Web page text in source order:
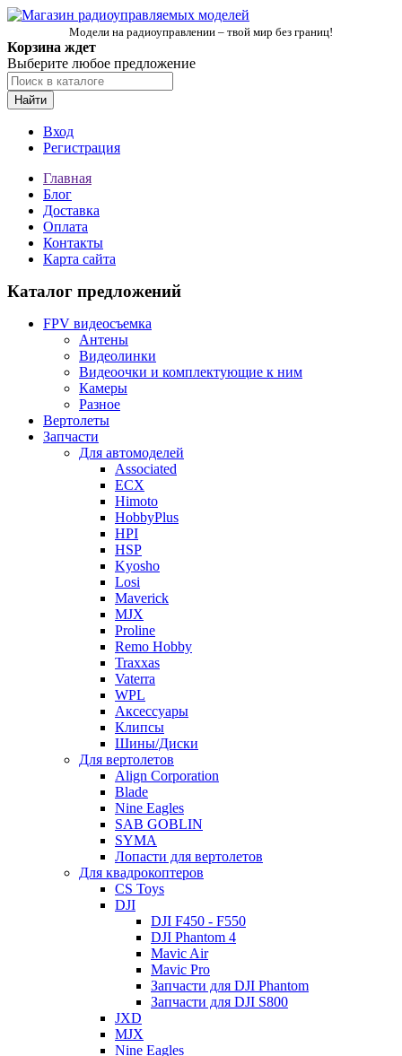
Модели на радиоуправлении – твой мир без границ!
Корзина ждет
Выберите любое предложение
Найти
Вход
Регистрация
Главная
Блог
Доставка
Оплата
Контакты
Карта сайта
Каталог предложений
FPV видеосъемка
Антены
Видеолинки
Видеоочки и комплектующие к ним
Камеры
Разное
Вертолеты
Запчасти
Для автомоделей
Associated
ECX
Himoto
HobbyPlus
HPI
HSP
Kyosho
Losi
Maverick
MJX
Proline
Remo Hobby
Traxxas
Vaterra
WPL
Аксессуары
Клипсы
Шины/Диски
Для вертолетов
Align Corporation
Blade
Nine Eagles
SAB GOBLIN
SYMA
Лопасти для вертолетов
Для квадрокоптеров
CS Toys
DJI
DJI F450 - F550
DJI Phantom 4
Mavic Air
Mavic Pro
Запчасти для DJI Phantom
Запчасти для DJI S800
JXD
MJX
Nine Eagles